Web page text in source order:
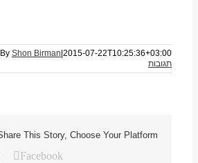
By Shon Birman 2015-07-22T10:25:36+03:00
תגובות
This Story, Choose Your Platform!
Facebook